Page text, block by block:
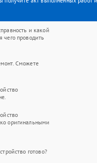
и какой
чего проводить
Сможете
оригинальными
готово?